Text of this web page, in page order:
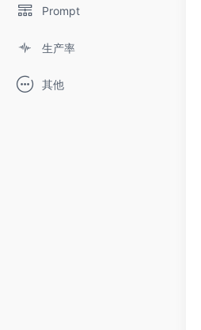
Prompt
生产率
其他